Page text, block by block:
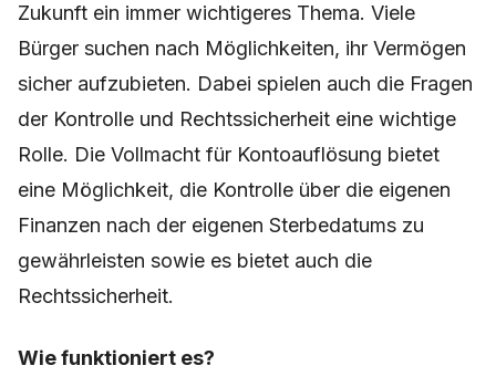
Zukunft ein immer wichtigeres Thema. Viele
Bürger suchen nach Möglichkeiten, ihr Vermögen
sicher aufzubieten. Dabei spielen auch die Fragen
der Kontrolle und Rechtssicherheit eine wichtige
Rolle. Die Vollmacht für Kontoauflösung bietet
eine Möglichkeit, die Kontrolle über die eigenen
Finanzen nach der eigenen Sterbedatums zu
gewährleisten sowie es bietet auch die
Rechtssicherheit.
Wie funktioniert es?